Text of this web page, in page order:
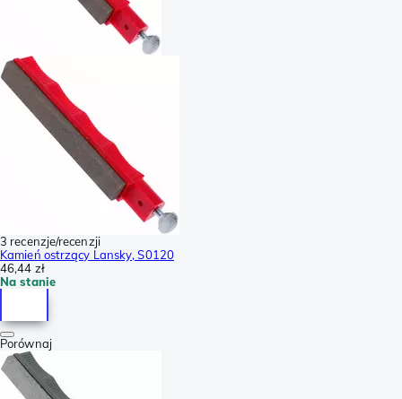
3 recenzje/recenzji
Kamień ostrzący Lansky, S0120
46,44 zł
Na stanie
Porównaj